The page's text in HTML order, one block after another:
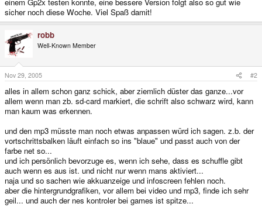
sicher noch diese Woche. Viel Spaß damit!
robb
Well-Known Member
Nov 29, 2005 #2
alles in allem schon ganz schick, aber ziemlich düster das ganze...vor
allem wenn man zb. sd-card markiert, die schrift also schwarz wird, kann
man kaum was erkennen.
und den mp3 müsste man noch etwas anpassen würd ich sagen. z.b. der
vortschrittsbalken läuft einfach so ins "blaue" und passt auch von der
farbe net so...
und ich persönlich bevorzuge es, wenn ich sehe, dass es schuffle gibt
auch wenn es aus ist. und nicht nur wenn mans aktiviert...
naja und so sachen wie akkuanzeige und infoscreen fehlen noch.
aber die hintergrundgrafiken, vor allem bei video und mp3, finde ich sehr
geil... und auch der nes kontroler bei games ist spitze...